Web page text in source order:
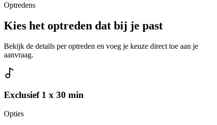
Optredens
Kies het optreden dat bij je past
Bekijk de details per optreden en voeg je keuze direct toe aan je
aanvraag.
Exclusief 1 x 30 min
Opties